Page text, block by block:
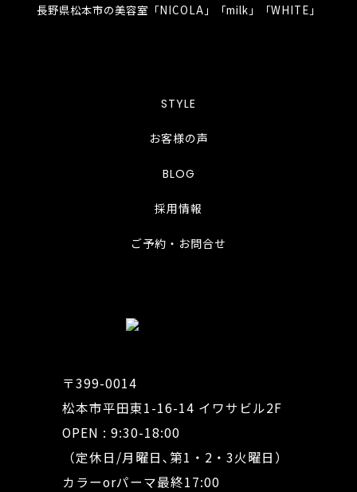
長野県松本市の美容室「NICOLA」「milk」「WHITE」
STYLE
お客様の声
BLOG
採用情報
ご予約・お問合せ
〒399-0014
松本市平田東1-16-14 イワサビル2F
OPEN : 9:30-18:00
（定休日/月曜日､第1・2・3火曜日）
カラーorパーマ最終17:00